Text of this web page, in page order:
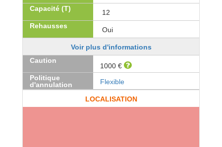
Capacité (T)
12
Rehausses
Oui
Voir plus d'informations
Caution
1000 €
Politique
d'annulation
Flexible
LOCALISATION